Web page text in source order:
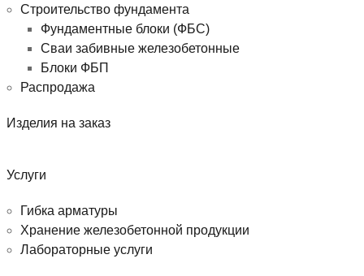
Строительство фундамента
Фундаментные блоки (ФБС)
Сваи забивные железобетонные
Блоки ФБП
Распродажа
Изделия на заказ
Услуги
Гибка арматуры
Хранение железобетонной продукции
Лабораторные услуги